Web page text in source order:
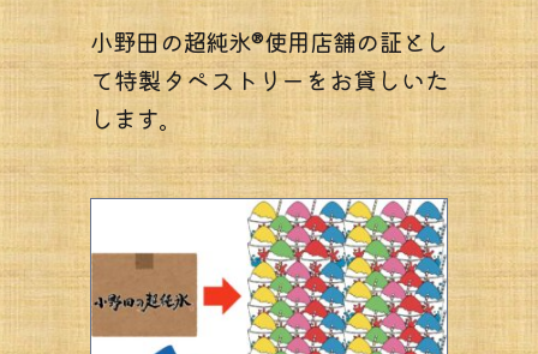
小野田の超純氷®使用店舗の証とし
て特製タペストリーをお貸しいた
します。